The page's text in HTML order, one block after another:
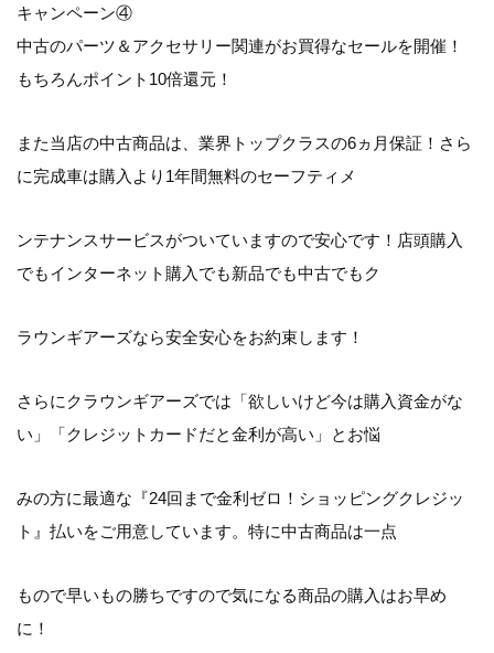
キャンペーン④
中古のパーツ＆アクセサリー関連がお買得なセールを開催！
もちろんポイント10倍還元！
また当店の中古商品は、業界トップクラスの6ヵ月保証！さら
に完成車は購入より1年間無料のセーフティメ
ンテナンスサービスがついていますので安心です！店頭購入
でもインターネット購入でも新品でも中古でもク
ラウンギアーズなら安全安心をお約束します！
さらにクラウンギアーズでは「欲しいけど今は購入資金がな
い」「クレジットカードだと金利が高い」とお悩
みの方に最適な『24回まで金利ゼロ！ショッピングクレジッ
ト』払いをご用意しています。特に中古商品は一点
もので早いもの勝ちですので気になる商品の購入はお早め
に！